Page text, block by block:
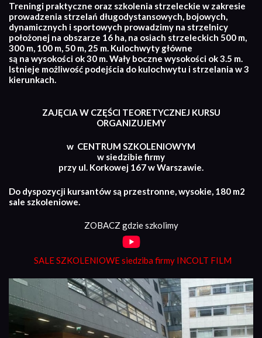
Treningi praktyczne oraz szkolenia strzeleckie w zakresie
prowadzenia strzelań długodystansowych, bojowych,
dynamicznych i sportowych prowadzimy na strzelnicy
położonej na obszarze 16 ha, na osiach strzeleckich 500 m,
300 m, 100 m, 50 m, 25 m. Kulochwyty główne
są na wysokości ok 30 m. Wały boczne wysokości ok 3.5 m.
Istnieje możliwość podejścia do kulochwytu i strzelania w 3
kierunkach.
ZAJĘCIA W CZĘŚCI TEORETYCZNEJ KURSU
ORGANIZUJEMY
w CENTRUM SZKOLENIOWYM
w siedzibie firmy
przy ul. Korkowej 167 w Warszawie.
Do dyspozycji kursantów są przestronne, wysokie, 180 m2
sale szkoleniowe.
ZOBACZ gdzie szkolimy
SALE SZKOLENIOWE siedziba firmy INCOLT FILM